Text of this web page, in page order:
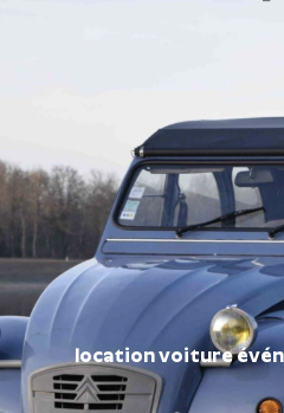
location voiture